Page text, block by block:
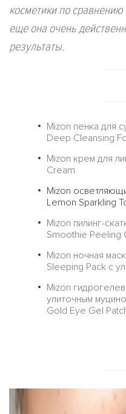
косметики по
еще она очень
результаты.
Mizon пенка для
Deep Cleansing
Mizon крем для
Cream
Mizon
Lemon Sparkling
Mizon пилинг-
Smoothie Peeling
Mizon ночная
Sleeping Pack с
Mizon
улиточным
Gold Eye Gel